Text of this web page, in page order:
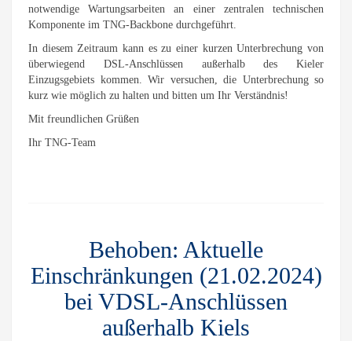
notwendige Wartungsarbeiten an einer zentralen technischen
Komponente im TNG-Backbone durchgeführt.
In diesem Zeitraum kann es zu einer kurzen Unterbrechung von
überwiegend DSL-Anschlüssen außerhalb des Kieler
Einzugsgebiets kommen. Wir versuchen, die Unterbrechung so
kurz wie möglich zu halten und bitten um Ihr Verständnis!
Mit freundlichen Grüßen
Ihr TNG-Team
Behoben: Aktuelle
Einschränkungen (21.02.2024)
bei VDSL-Anschlüssen
außerhalb Kiels